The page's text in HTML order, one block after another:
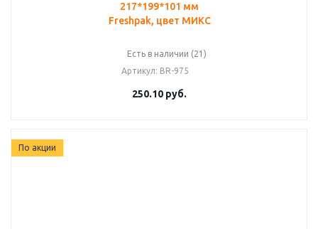
217*199*101 мм
Freshpak, цвет МИКС
Есть в наличии (21)
Артикул: BR-975
250.10 руб.
По акции